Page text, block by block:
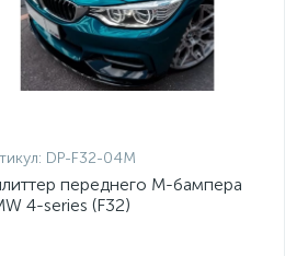
DP-F32-04M
переднего М-бампера
4-series (F32)